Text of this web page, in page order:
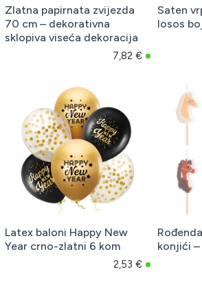
Zlatna papirnata zvijezda
70 cm – dekorativna
sklopiva viseća dekoracija
7,82 €
Saten
losos
Latex baloni Happy New
Year crno-zlatni 6 kom
2,53 €
konjići